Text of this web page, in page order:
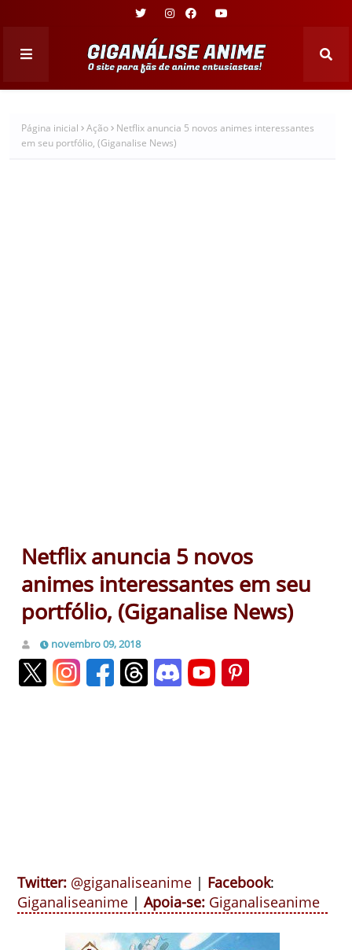
Página inicial Ação
Netflix anuncia 5 novos animes interessantes
em seu portfólio, (Giganalise News)
Netflix anuncia 5 novos
animes interessantes em seu
portfólio, (Giganalise News)
novembro 09, 2018
Twitter: @giganaliseanime | Facebook:
Giganaliseanime | Apoia-se: Giganaliseanime